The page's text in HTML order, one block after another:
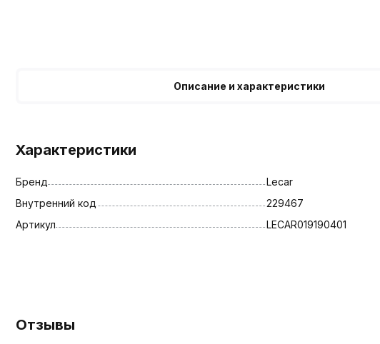
Описание и характеристики
Характеристики
Бренд
Lecar
Внутренний код
229467
Артикул
LECAR019190401
Отзывы